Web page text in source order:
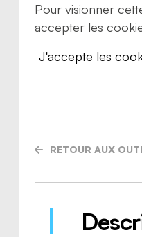
Nous joindre
Pour visionner
accepter les
J'accepte les
RETOUR AUX